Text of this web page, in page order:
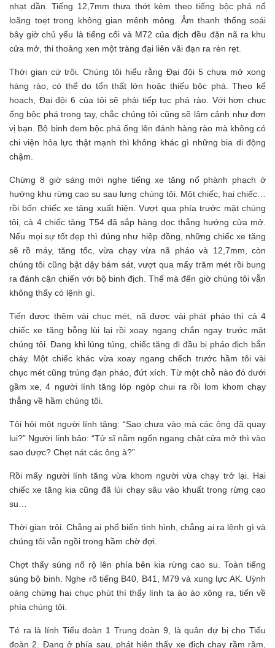
nhạt dần. Tiếng 12,7mm thưa thớt kèm theo tiếng bộc phá nổ
loãng toẹt trong không gian mênh mông. Âm thanh thống soái
bây giờ chủ yếu là tiếng cối và M72 của địch đều đặn nã ra khu
cửa mở, thi thoảng xen một tràng đại liên vãi đạn ra rèn rẹt.
Thời gian cứ trôi. Chúng tôi hiểu rằng Đại đội 5 chưa mở xong
hàng rào, có thể do tổn thất lớn hoặc thiếu bộc phá. Theo kế
hoạch, Đại đội 6 của tôi sẽ phải tiếp tục phá rào. Với hơn chục
ống bộc phá trong tay, chắc chúng tôi cũng sẽ lâm cảnh như đơn
vị bạn. Bộ binh đem bộc phá ống lên đánh hàng rào mà không có
chi viện hỏa lực thật mạnh thì không khác gì những bia di động
chậm.
Chừng 8 giờ sáng mới nghe tiếng xe tăng nổ phành phạch ở
hướng khu rừng cao su sau lưng chúng tôi. Một chiếc, hai chiếc…
rồi bốn chiếc xe tăng xuất hiện. Vượt qua phía trước mặt chúng
tôi, cả 4 chiếc tăng T54 đã sắp hàng dọc thẳng hướng cửa mở.
Nếu mọi sự tốt đẹp thì đúng như hiệp đồng, những chiếc xe tăng
sẽ rồ máy, tăng tốc, vừa chạy vừa nã pháo và 12,7mm, còn
chúng tôi cũng bật dậy bám sát, vượt qua mấy trăm mét rồi bung
ra đánh cận chiến với bộ binh địch. Thế mà đến giờ chúng tôi vẫn
không thấy có lệnh gì.
Tiến được thêm vài chục mét, nã được vài phát pháo thì cả 4
chiếc xe tăng bỗng lùi lại rồi xoay ngang chắn ngay trước mặt
chúng tôi. Đang khi lúng túng, chiếc tăng đi đầu bị pháo địch bắn
cháy. Một chiếc khác vừa xoay ngang chếch trước hầm tôi vài
chục mét cũng trúng đạn pháo, đứt xích. Từ một chỗ nào đó dưới
gầm xe, 4 người lính tăng lóp ngóp chui ra rồi lom khom chạy
thẳng về hầm chúng tôi.
Tôi hỏi một người lính tăng: “Sao chưa vào mà các ông đã quay
lui?” Người lính bảo: “Tử sĩ nằm ngổn ngang chật cửa mở thì vào
sao được? Chẹt nát các ông à?”
Rồi mấy người lính tăng vừa khom người vừa chạy trở lại. Hai
chiếc xe tăng kia cũng đã lùi chạy sâu vào khuất trong rừng cao
su…
Thời gian trôi. Chẳng ai phổ biến tình hình, chẳng ai ra lệnh gì và
chúng tôi vẫn ngồi trong hầm chờ đợi.
Chợt thấy súng nổ rộ lên phía bên kia rừng cao su. Toàn tiếng
súng bộ binh. Nghe rõ tiếng B40, B41, M79 và xung lực AK. Uỳnh
oàng chừng hai chục phút thì thấy lính ta ào ào xông ra, tiến về
phía chúng tôi.
Té ra là lính Tiểu đoàn 1 Trung đoàn 9, là quân dự bị cho Tiểu
đoàn 2. Đang ở phía sau, phát hiện thấy xe địch chạy rầm rầm,